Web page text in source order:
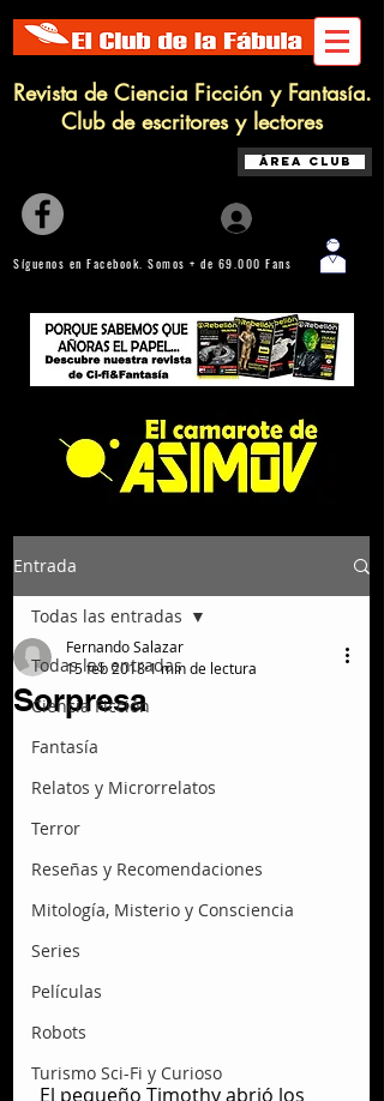
Revista de Ciencia Ficción y Fantasía.
Club de escritores y lectores
Área Club
Síguenos en Facebook. Somos + de 69.000 Fans
Entrada
Todas las entradas
Ciencia Ficción
Fantasía
Relatos y Microrrelatos
Terror
Reseñas y Recomendaciones
Mitología, Misterio y Consciencia
Series
Películas
Robots
Turismo Sci-Fi y Curioso
Todas las entradas
Sorpresa
Fernando Salazar
15 feb 20181 min de lectura